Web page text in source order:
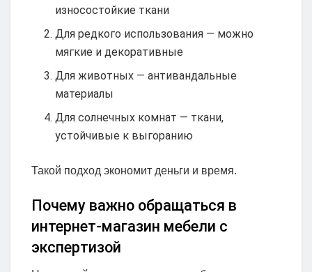
износостойкие ткани
Для редкого использования — можно
мягкие и декоративные
Для животных — антивандальные
материалы
Для солнечных комнат — ткани,
устойчивые к выгоранию
Такой подход экономит деньги и время.
Почему важно обращаться в
интернет-магазин мебели с
экспертизой